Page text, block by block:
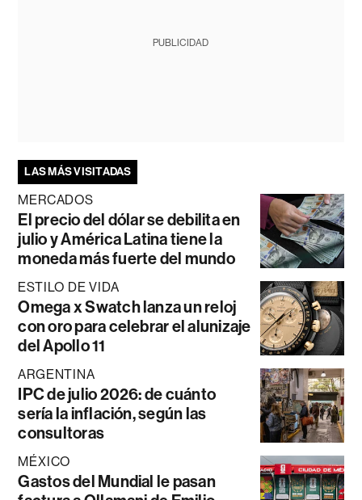
PUBLICIDAD
LAS MÁS VISITADAS
MERCADOS
El precio del dólar se debilita en
julio y América Latina tiene la
moneda más fuerte del mundo
ESTILO DE VIDA
Omega x Swatch lanza un reloj
con oro para celebrar el alunizaje
del Apollo 11
ARGENTINA
IPC de julio 2026: de cuánto
sería la inflación, según las
consultoras
MÉXICO
Gastos del Mundial le pasan